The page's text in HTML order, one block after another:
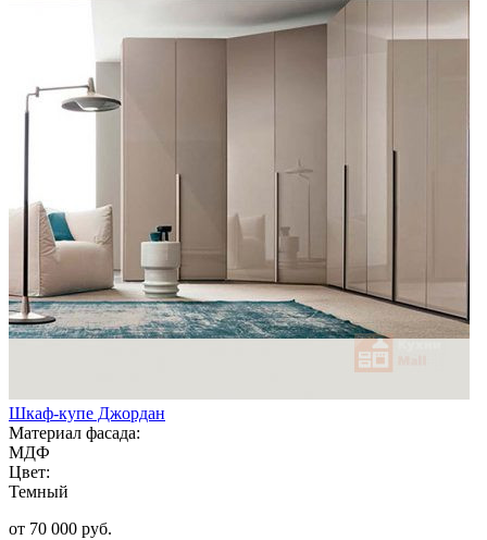
Шкаф-купе Джордан
Материал фасада:
МДФ
Цвет:
Темный
от 70 000 руб.